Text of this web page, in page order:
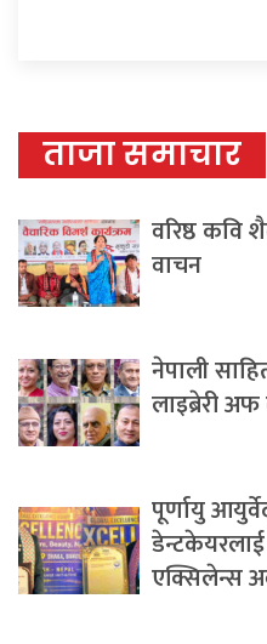
ताजा समाचार
वरिष्ठ कवि
वाचन
नेपाली
लाइब्रेरी
पूर्णायु
एक्सिलेन्स